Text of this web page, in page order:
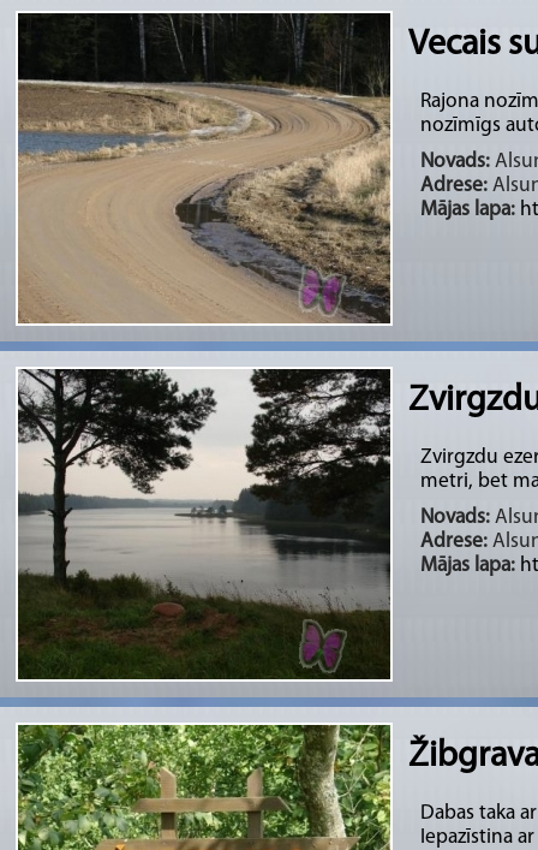
Vecais
Rajona
nozīmīgs
Novads:
Adrese:
Mājas lapa:
Zvirgzdu
metri, bet
Novads:
Adrese:
Mājas lapa:
Dabas taka
Iepazīstina